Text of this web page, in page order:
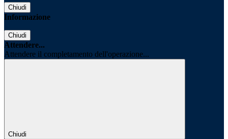
Chiudi
Informazione
Chiudi
Attendere...
Attendere il completamento dell'operazione...
Chiudi